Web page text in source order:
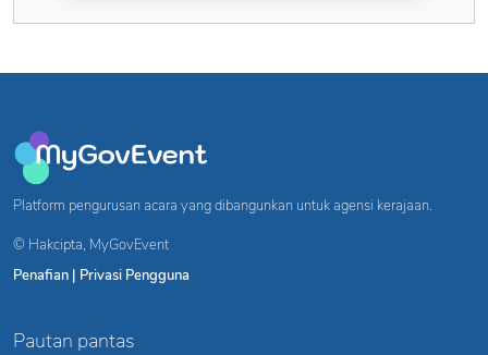
Platform pengurusan acara yang dibangunkan untuk agensi kerajaan.
© Hakcipta, MyGovEvent
Penafian | Privasi Pengguna
Pautan pantas